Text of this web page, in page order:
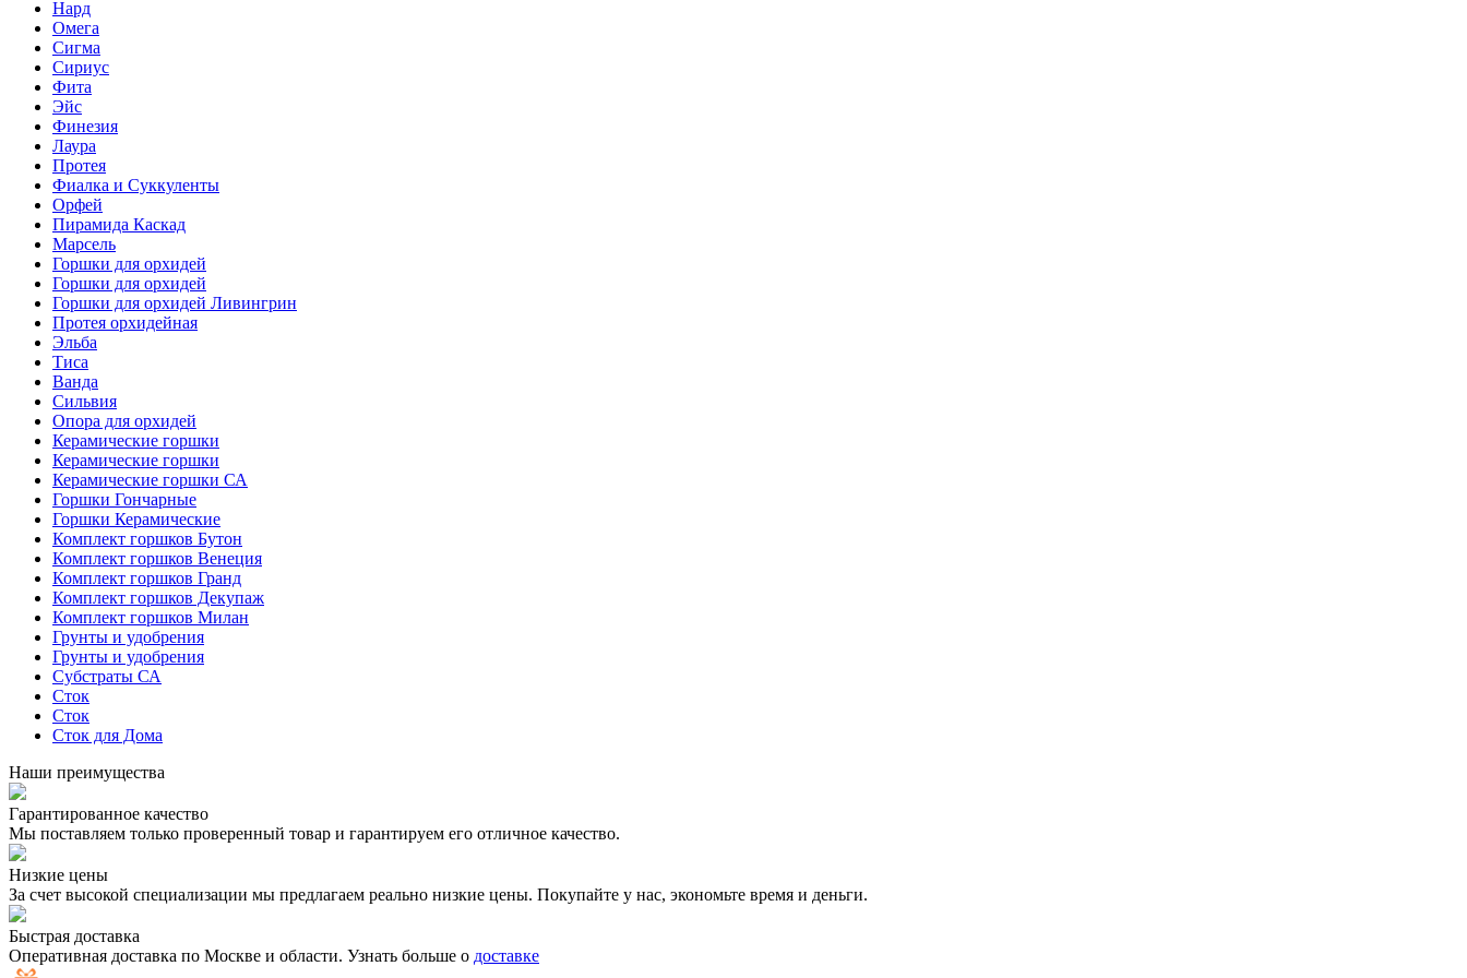
Нард
Омега
Сигма
Сириус
Фита
Эйс
Финезия
Лаура
Протея
Фиалка и Суккуленты
Орфей
Пирамида Каскад
Марсель
Горшки для орхидей
Горшки для орхидей
Горшки для орхидей Ливингрин
Протея орхидейная
Эльба
Тиса
Ванда
Сильвия
Опора для орхидей
Керамические горшки
Керамические горшки
Керамические горшки СА
Горшки Гончарные
Горшки Керамические
Комплект горшков Бутон
Комплект горшков Венеция
Комплект горшков Гранд
Комплект горшков Декупаж
Комплект горшков Милан
Грунты и удобрения
Грунты и удобрения
Субстраты СА
Сток
Сток
Сток для Дома
Наши преимущества
Гарантированное качество
Мы поставляем только проверенный товар и гарантируем его отличное качество.
Низкие цены
За счет высокой специализации мы предлагаем реально низкие цены. Покупайте у нас, экономьте время и деньги.
Быстрая доставка
Оперативная доставка по Москве и области. Узнать больше о доставке